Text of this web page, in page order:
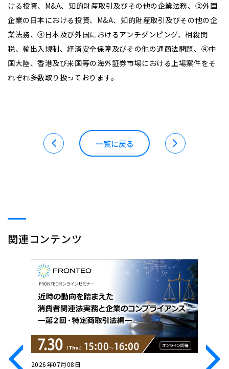
ける投資、M&A、知的財産取引及びその他の企業法務、②外国
企業の日本における投資、M&A、知的財産取引及びその他の企
業法務、③日本及び外国におけるアンチダンピング、相殺関
税、輸出入規制、経済安全保障及びその他の通商法問題、④中
国大陸、香港及び米国等の海外証券市場における上場案件をそ
れぞれ多数取り扱っております。
一覧に戻る
関連コンテンツ
2026年07月08日 2026年